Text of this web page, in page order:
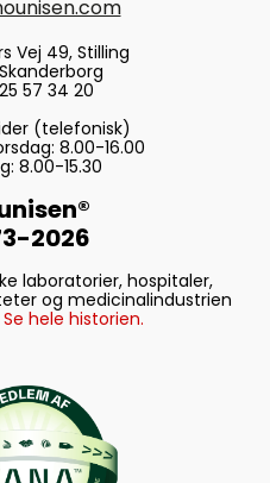
Vej 49, Stilling
57 34 20
(telefonisk)
8.00-16.00
8.00-15.30
2026
laboratorier, hospitaler,
og medicinalindustrien
Se hele historien.